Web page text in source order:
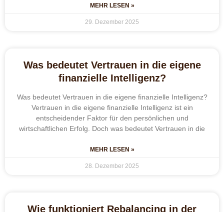
MEHR LESEN »
29. Dezember 2025
Was bedeutet Vertrauen in die eigene
finanzielle Intelligenz?
Was bedeutet Vertrauen in die eigene finanzielle Intelligenz?
Vertrauen in die eigene finanzielle Intelligenz ist ein
entscheidender Faktor für den persönlichen und
wirtschaftlichen Erfolg. Doch was bedeutet Vertrauen in die
MEHR LESEN »
28. Dezember 2025
Wie funktioniert Rebalancing in der